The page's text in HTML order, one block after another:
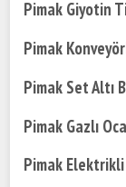
Pimak Giyotin
Pimak
Pimak Set Altı
Pimak Gazlı
Pimak